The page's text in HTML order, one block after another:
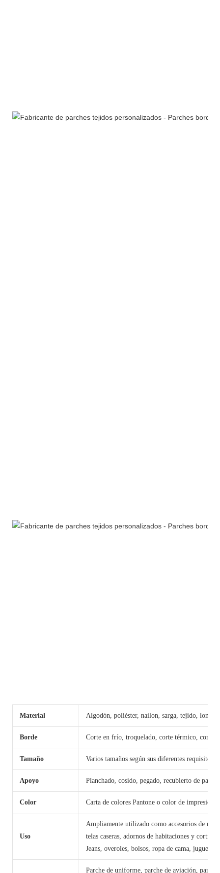
Material Algodón, poliéster, nailon, sarga, tejido, lona,
Borde Corte en frío, troquelado, corte térmico, corte
Tamaño Varios tamaños según sus diferentes requisitos.
Apoyo Planchado, cosido, pegado, recubierto de
Color Carta de colores Pantone o color de impresión
Uso
Ampliamente utilizado como accesorios de
telas caseras, adornos de habitaciones y
Jeans, overoles, bolsos, ropa de cama,
Parche de uniforme, parche de aviación,